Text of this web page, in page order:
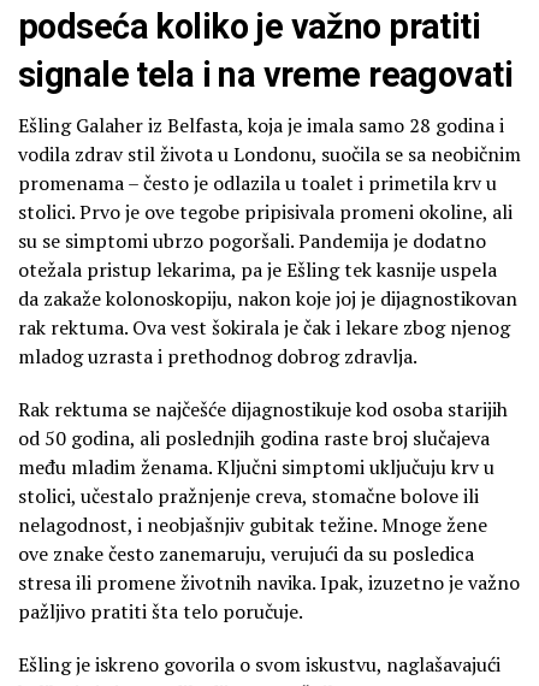
podseća koliko je važno pratiti
signale tela i na vreme reagovati
Ešling Galaher iz Belfasta, koja je imala samo 28 godina i
vodila zdrav stil života u Londonu, suočila se sa neobičnim
promenama – često je odlazila u toalet i primetila krv u
stolici. Prvo je ove tegobe pripisivala promeni okoline, ali
su se simptomi ubrzo pogoršali. Pandemija je dodatno
otežala pristup lekarima, pa je Ešling tek kasnije uspela
da zakaže kolonoskopiju, nakon koje joj je dijagnostikovan
rak rektuma. Ova vest šokirala je čak i lekare zbog njenog
mladog uzrasta i prethodnog dobrog zdravlja.
Rak rektuma se najčešće dijagnostikuje kod osoba starijih
od 50 godina, ali poslednjih godina raste broj slučajeva
među mladim ženama. Ključni simptomi uključuju krv u
stolici, učestalo pražnjenje creva, stomačne bolove ili
nelagodnost, i neobjašnjiv gubitak težine. Mnoge žene
ove znake često zanemaruju, verujući da su posledica
stresa ili promene životnih navika. Ipak, izuzetno je važno
pažljivo pratiti šta telo poručuje.
Ešling je iskreno govorila o svom iskustvu, naglašavajući